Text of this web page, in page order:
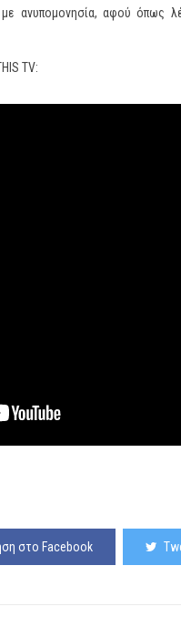
με ανυπομονησία, αφού όπως
TV:
στο Facebook